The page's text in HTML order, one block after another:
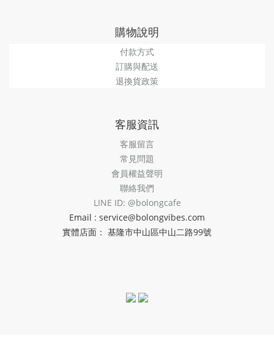
購物說明
付款方式
訂購與配送
退換貨政策
客服資訊
客服留言
常見問題
會員權益聲明
聯絡我們
LINE ID: @bolongcafe
Email : service@bolongvibes.com
實體店面： 基隆市中山區中山二路99號